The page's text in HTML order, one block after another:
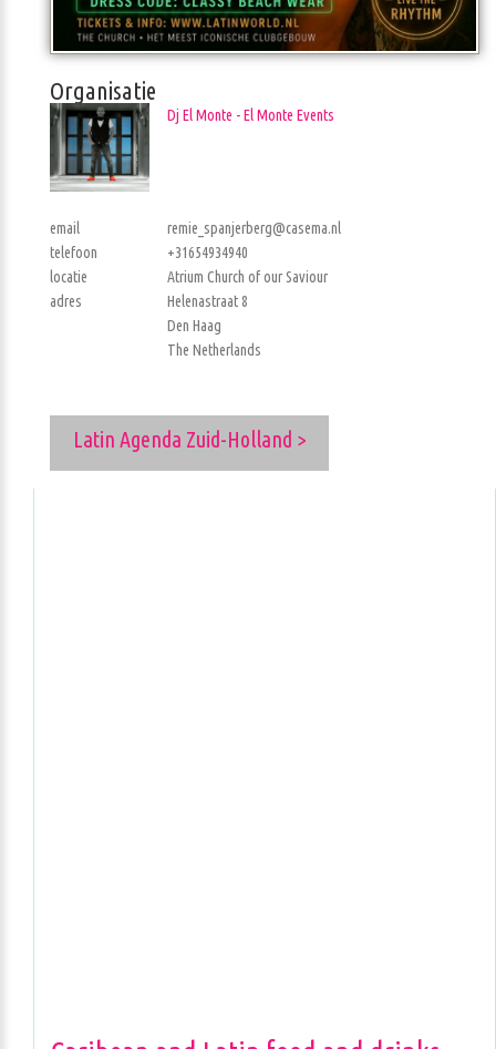
Organisatie
Dj El Monte - El Monte Events
email
remie_spanjerberg@casema.nl
telefoon
+31654934940
locatie
Atrium Church of our Saviour
adres
Helenastraat 8
Den Haag
The Netherlands
Latin Agenda Zuid-Holland >